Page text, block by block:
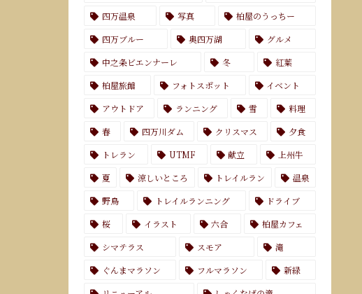
四万温泉
写真
柏屋のうっちー
四万ブルー
奥四万湖
グルメ
中之条ビエンナーレ
冬
紅葉
柏屋旅館
フォトスポット
イベント
アウトドア
ランニング 雪
料理
春
四万川ダム クリスマス
夕食
トレラン
UTMF 献立
上州牛
夏
涼しいところ トレイルラン
温泉
野鳥
トレイルランニング
ドライブ
桜
イラスト 六合
柏屋カフェ
シマテラス
スモア
滝
ぐんまマラソン
フルマラソン
新緑